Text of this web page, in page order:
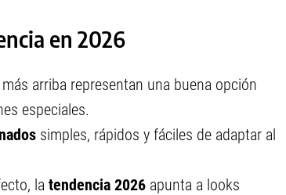
en 2026
arriba representan una buena opción
especiales.
simples, rápidos y fáciles de adaptar al
la tendencia 2026 apunta a looks